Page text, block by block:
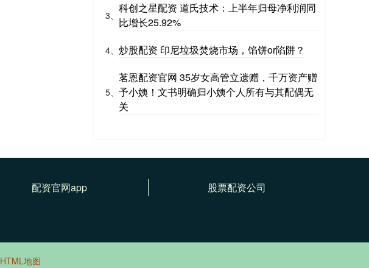
3、
科创之星配资 道氏技术：上半年归母净利润同
比增长25.92%
4、 炒股配资 印尼垃圾焚烧市场，馅饼or陷阱？
5、
茗恩配资官网 35岁女高管立遗赠，千万资产赠
予小姨！文书明确归小姨个人所有与其配偶无
关
配资官网app 股票配资公司
HTML地图